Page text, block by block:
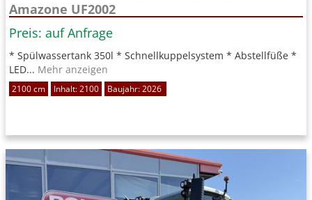
Amazone UF2002
Preis: auf Anfrage
* Spülwassertank 350l * Schnellkuppelsystem * Abstellfüße *
LED... Mehr anzeigen
2100 cm Inhalt: 2100 Baujahr: 2026